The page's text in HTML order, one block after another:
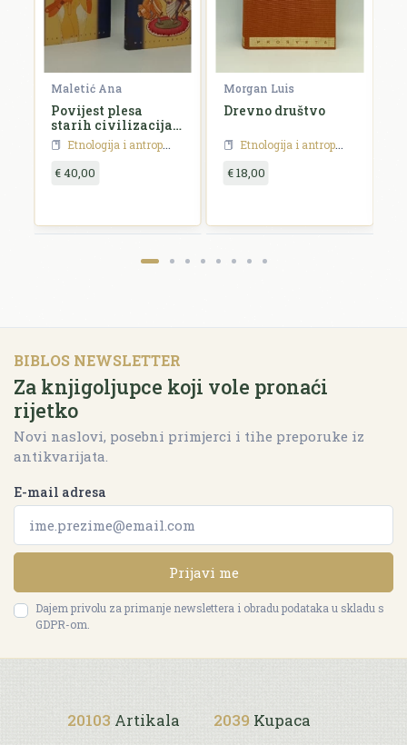
Maletić Ana
Povijest plesa
starih civilizacija I
- II.Etnologija i antropologija
€ 40,00
Morgan Luis
Drevno društvo
Etnologija i antropologija
€ 18,00
BIBLOS NEWSLETTER
Za knjigoljupce koji vole pronaći
rijetko
Novi naslovi, posebni primjerci i tihe preporuke iz
antikvarijata.
E-mail adresa
Prijavi me
Dajem privolu za primanje newslettera i obradu podataka u skladu s
GDPR-om.
20103 Artikala 2039 Kupaca